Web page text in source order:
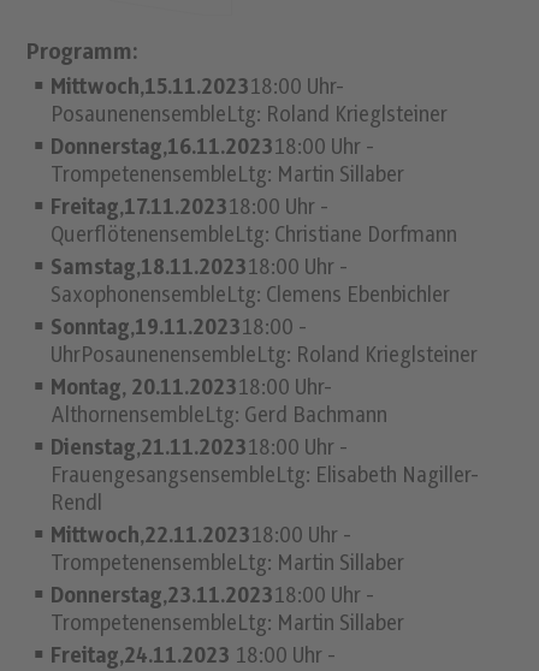
Programm:
Mittwoch,15.11.202318:00 Uhr-
PosaunenensembleLtg: Roland Krieglsteiner
Donnerstag,16.11.202318:00 Uhr -
TrompetenensembleLtg: Martin Sillaber
Freitag,17.11.202318:00 Uhr -
QuerflötenensembleLtg: Christiane Dorfmann
Samstag,18.11.202318:00 Uhr -
SaxophonensembleLtg: Clemens Ebenbichler
Sonntag,19.11.202318:00 -
UhrPosaunenensembleLtg: Roland Krieglsteiner
Montag, 20.11.202318:00 Uhr-
AlthornensembleLtg: Gerd Bachmann
Dienstag,21.11.202318:00 Uhr -
FrauengesangsensembleLtg: Elisabeth Nagiller-
Rendl
Mittwoch,22.11.202318:00 Uhr -
TrompetenensembleLtg: Martin Sillaber
Donnerstag,23.11.202318:00 Uhr -
TrompetenensembleLtg: Martin Sillaber
Freitag,24.11.2023 18:00 Uhr -